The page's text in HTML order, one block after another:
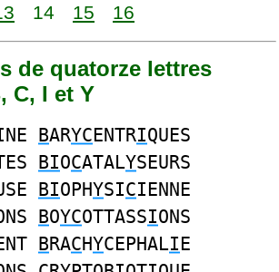
14 15 16
de quatorze lettres
C, I et Y
BARYCENTRIQUES
BIOCATALYSEURS
BIOPHYSICIENNE
BOYCOTTASSIONS
BRACHYCEPHALIE